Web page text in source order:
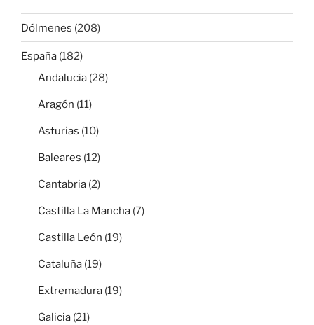
Dólmenes (208)
España (182)
Andalucía (28)
Aragón (11)
Asturias (10)
Baleares (12)
Cantabria (2)
Castilla La Mancha (7)
Castilla León (19)
Cataluña (19)
Extremadura (19)
Galicia (21)